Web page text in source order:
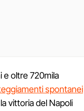
e oltre 720mila
spontanei
vittoria del Napoli